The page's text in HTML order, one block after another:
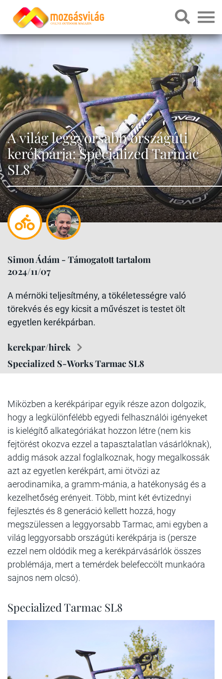
A világ leggyorsabb országúti
kerékpárja: Specialized Tarmac
SL8
Simon Ádám - Támogatott tartalom
2024/11/07
A mérnöki teljesítmény, a tökéletességre való
törekvés és egy kicsit a művészet is testet ölt
egyetlen kerékpárban.
kerekpar/hirek
Specialized S-Works Tarmac SL8
Miközben a kerékpáripar egyik része azon dolgozik,
hogy a legkülönfélébb egyedi felhasználói igényeket
is kielégítő alkategóriákat hozzon létre (nem kis
fejtörést okozva ezzel a tapasztalatlan vásárlóknak),
addig mások azzal foglalkoznak, hogy megalkossák
azt az egyetlen kerékpárt, ami ötvözi az
aerodinamika, a gramm-mánia, a hatékonyság és a
kezelhetőség erényeit. Több, mint két évtizednyi
fejlesztés és 8 generáció kellett hozzá, hogy
megszülessen a leggyorsabb Tarmac, ami egyben a
világ leggyorsabb országúti kerékpárja is (persze
ezzel nem oldódik meg a kerékpárvásárlók összes
problémája, mert a temérdek belefeccölt munkaóra
sajnos nem olcsó).
Specialized Tarmac SL8